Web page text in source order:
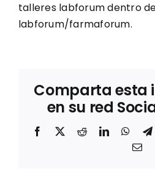
talleres labforum dentro
labforum/farmaforum.
Comparta esta
en su red
Facebook
X RedditLinkedIn